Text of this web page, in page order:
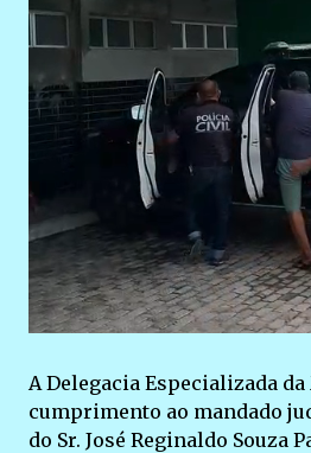
A Delegacia Especializada
cumprimento ao mandado
do Sr. José Reginaldo Souza